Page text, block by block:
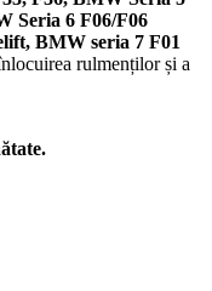
Seria 6 F06/F06
BMW seria 7 F01
rulmenților și a